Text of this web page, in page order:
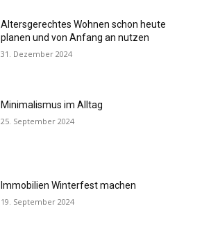
Altersgerechtes Wohnen schon heute
planen und von Anfang an nutzen
31. Dezember 2024
Minimalismus im Alltag
25. September 2024
Immobilien Winterfest machen
19. September 2024